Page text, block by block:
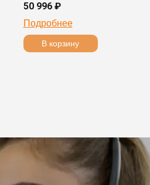
50 996 ₽
Подробнее
В корзину